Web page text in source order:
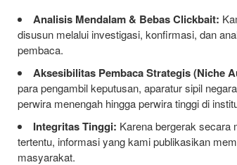
Analisis Mendalam & Bebas Clickbait:
disusun melalui investigasi, konfirmasi, dan
pembaca.
Aksesibilitas Pembaca Strategis (Niche
para pengambil keputusan, aparatur sipil
perwira menengah hingga perwira tinggi di
Integritas Tinggi: Karena bergerak secara
tertentu, informasi yang kami publikasikan
masyarakat.